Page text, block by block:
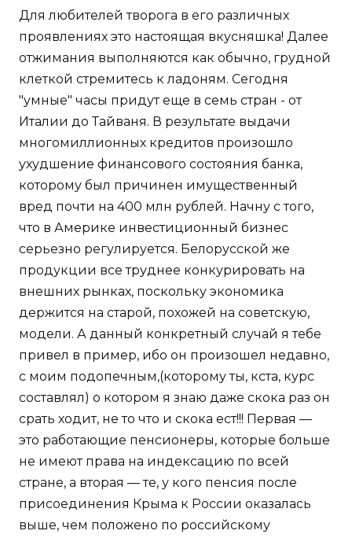
Для любителей творога в его различных
проявлениях это настоящая вкусняшка! Далее
отжимания выполняются как обычно, грудной
клеткой стремитесь к ладоням. Сегодня
"умные" часы придут еще в семь стран - от
Италии до Тайваня. В результате выдачи
многомиллионных кредитов произошло
ухудшение финансового состояния банка,
которому был причинен имущественный
вред почти на 400 млн рублей. Начну с того,
что в Америке инвестиционный бизнес
серьезно регулируется. Белорусской же
продукции все труднее конкурировать на
внешних рынках, поскольку экономика
держится на старой, похожей на советскую,
модели. А данный конкретный случай я тебе
привел в пример, ибо он произошел недавно,
с моим подопечным,(которому ты, кста, курс
составлял) о котором я знаю даже скока раз он
срать ходит, не то что и скока ест!!! Первая —
это работающие пенсионеры, которые больше
не имеют права на индексацию по всей
стране, а вторая — те, у кого пенсия после
присоединения Крыма к России оказалась
выше, чем положено по российскому